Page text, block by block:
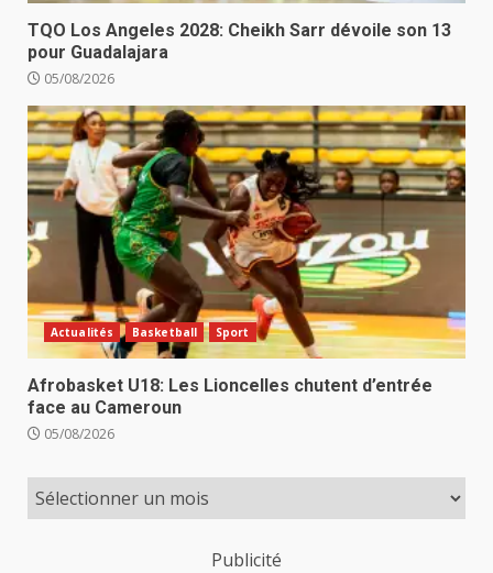
TQO Los Angeles 2028: Cheikh Sarr dévoile son 13
pour Guadalajara
05/08/2026
Actualités Basketball Sport
Afrobasket U18: Les Lioncelles chutent d’entrée
face au Cameroun
05/08/2026
Publicité